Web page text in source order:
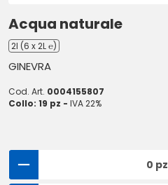
Acqua naturale
2l (6 x 2L ℮)
GINEVRA
Cod. Art. 0004155807
Collo: 19 pz - IVA 22%
0 pz